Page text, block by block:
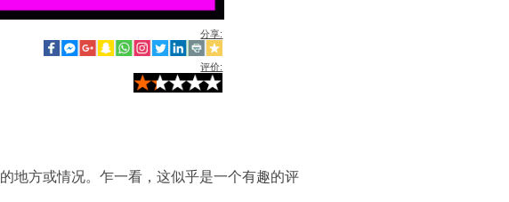
分享:
评价:
地方或情况。乍一看，这似乎是一个有趣的评